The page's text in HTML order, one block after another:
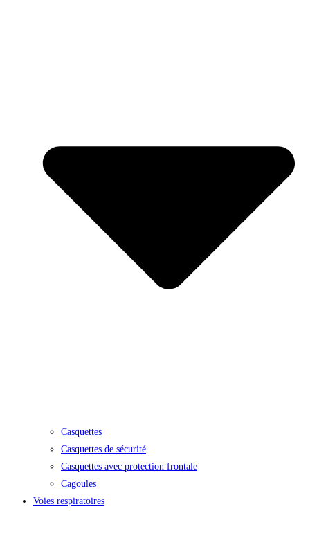
Casquettes
Casquettes de sécurité
Casquettes avec protection frontale
Cagoules
Voies respiratoires